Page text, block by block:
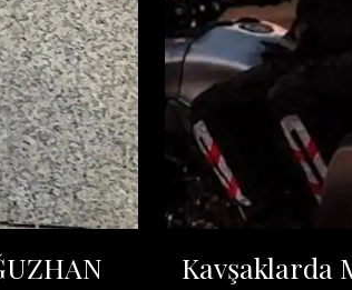
Kavşaklarda